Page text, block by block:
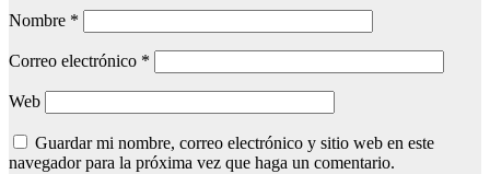
Nombre *
Correo electrónico *
Web
Guardar mi nombre, correo electrónico y sitio web en este
navegador para la próxima vez que haga un comentario.